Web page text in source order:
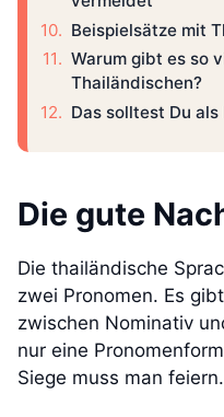
Beispielsätze mit
Warum gibt es so
Thailändischen?
Das solltest Du
Die gute
Die thailändische
zwei Pronomen. Es
zwischen Nominativ
nur eine
Siege muss man feiern.